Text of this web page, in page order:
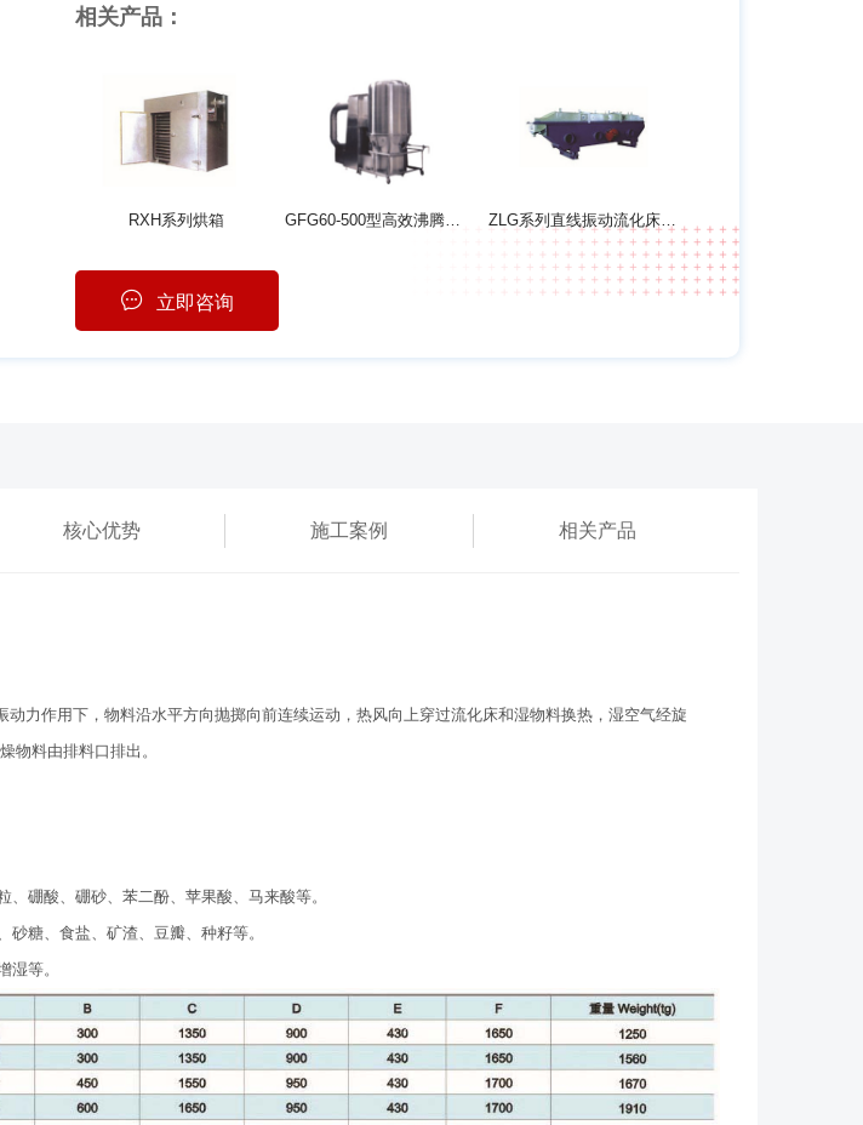
相关产品：
RXH系列烘箱 GFG60-500型高效沸腾干燥机 ZLG系列直线振动流化床干燥机
立即咨询
核心优势 施工案例 相关产品
动力作用下，物料沿水平方向抛掷向前连续运动，热风向上穿过流化床和湿物料换热，湿空气经旋
物料由排料口排出。
硼酸、硼砂、苯二酚、苹果酸、马来酸等。
糖、食盐、矿渣、豆瓣、种籽等。
等。